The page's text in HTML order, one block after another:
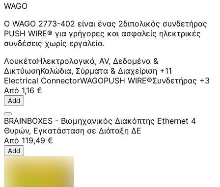
WAGO
Ο WAGO 2773-402 είναι ένας 2διπολικός συνδετήρας
PUSH WIRE® για γρήγορες και ασφαλείς ηλεκτρικές
συνδέσεις χωρίς εργαλεία.
ΛουκέταΗλεκτρολογικά, AV, Δεδομένα &
ΔικτύωσηΚαλώδια, Σύρματα & Διαχείριση +11
Electrical ConnectorWAGOPUSH WIRE®Συνδετήρας +3
Από 1,16 €
Add
BRAINBOXES - Βιομηχανικός Διακόπτης Ethernet 4
Θυρών, Εγκατάσταση σε Διάταξη ΔΕ
Από 119,49 €
Add